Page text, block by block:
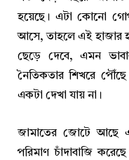
হয়েছে। এটা কোনো
আসে, তাহলে এই হাজার
ছেড়ে দেবে, এমন
নৈতিকতার শিখরে
একটা দেখা যায় না।
জামাতের জোটে আছে
পরিমাণ চাঁদাবাজি